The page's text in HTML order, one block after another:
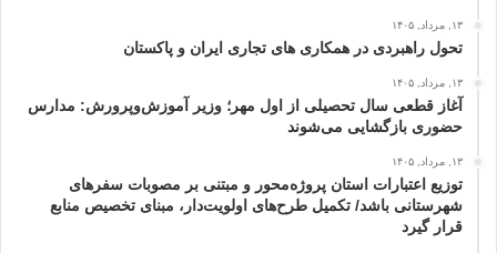
۱۳, مرداد, ۱۴۰۵
تحول راهبردی در همکاری های تجاری ایران و پاکستان
۱۳, مرداد, ۱۴۰۵
آغاز قطعی سال تحصیلی از اول مهر؛ وزیر آموزش‌وپرورش: مدارس
حضوری بازگشایی می‌شوند
۱۳, مرداد, ۱۴۰۵
توزیع اعتبارات استان پروژه‌محور و مبتنی بر مصوبات سفرهای
شهرستانی باشد/ تکمیل طرح‌های اولویت‌دار، مبنای تخصیص منابع
قرار گیرد